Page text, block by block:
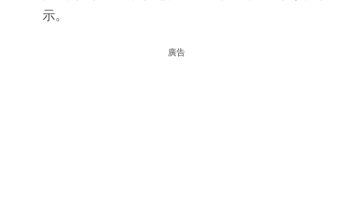
示。
廣告